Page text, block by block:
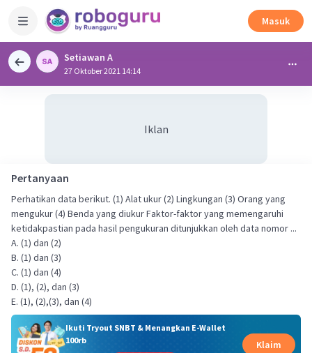
Masuk
Setiawan A
27 Oktober 2021 14:14
Iklan
Pertanyaan
Perhatikan data berikut. (1) Alat ukur (2) Lingkungan (3) Orang yang
mengukur (4) Benda yang diukur Faktor-faktor yang memengaruhi
ketidakpastian pada hasil pengukuran ditunjukkan oleh data nomor ...
A. (1) dan (2)
B. (1) dan (3)
C. (1) dan (4)
D. (1), (2), dan (3)
E. (1), (2),(3), dan (4)
Ikuti Tryout SNBT & Menangkan E-Wallet
100rb
Klaim